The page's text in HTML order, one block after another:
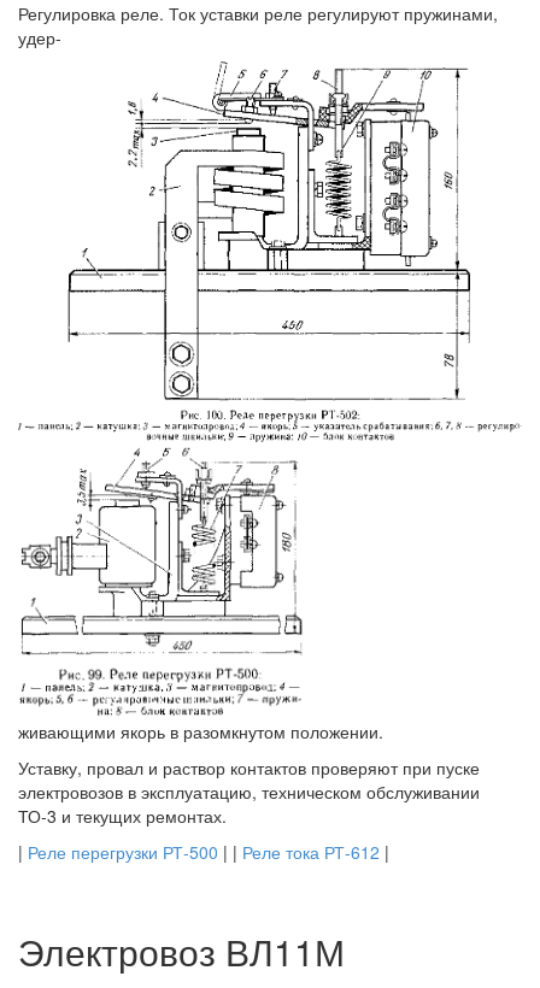
Регулировка реле. Ток уставки реле регулируют пружинами,
удер-
живающими якорь в разомкнутом положении.
Уставку, провал и раствор контактов проверяют при пуске
электровозов в эксплуатацию, техническом обслуживании
ТО-3 и текущих ремонтах.
| Реле перегрузки РТ-500 | | Реле тока РТ-612 |
Электровоз ВЛ11М